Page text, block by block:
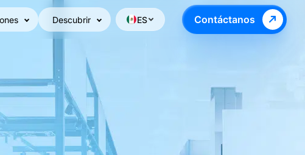
Descubrir ES Contáctanos